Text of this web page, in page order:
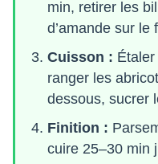
min, retirer les
d’amande sur le
Cuisson : Étaler
ranger les
dessous, sucrer
Finition :
cuire 25–30 min